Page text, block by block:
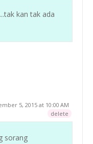
kan tak ada
5, 2015 at 10:00 AM
delete
sorang